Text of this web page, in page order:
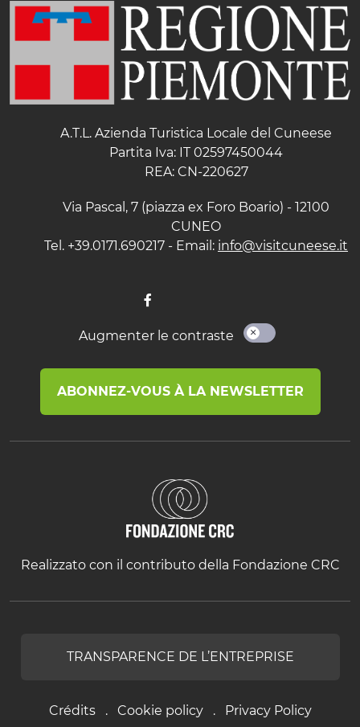
A.T.L. Azienda Turistica Locale del Cuneese
Partita Iva: IT 02597450044
REA: CN-220627
Via Pascal, 7 (piazza ex Foro Boario) - 12100
CUNEO
Tel. +39.0171.690217 - Email: info@visitcuneese.it
Augmenter le contraste
ABONNEZ-VOUS À LA NEWSLETTER
Realizzato con il contributo della Fondazione CRC
Crédits Cookie policy Privacy Policy
TRANSPARENCE DE L’ENTREPRISE